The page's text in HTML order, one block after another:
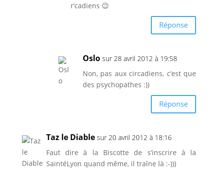
r’cadiens 😉
Réponse
Oslo sur 28 avril 2012 à 19:58
Non, pas aux circadiens, c’est que
des psychopathes :))
Réponse
Taz le Diable sur 20 avril 2012 à 18:16
Faut dire à la Biscotte de s’inscrire à la
SaintéLyon quand même, il traîne là :-)))